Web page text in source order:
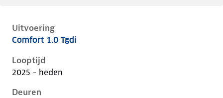
Uitvoering
Hyundai I20 iii-1e-facelift, 1.0 tgdi, 66 kW, Benzine, 5
Comfort 1.0 Tgdi
Looptijd
2025 - heden
Deuren